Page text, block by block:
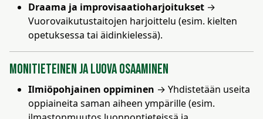
Draama ja improvisaatioharjoitukset →
Vuorovaikutustaitojen harjoittelu (esim. kielten
opetuksessa tai äidinkielessä).
Monitieteinen ja luova osaaminen
Ilmiöpohjainen oppiminen → Yhdistetään useita
oppiaineita saman aiheen ympärille (esim.